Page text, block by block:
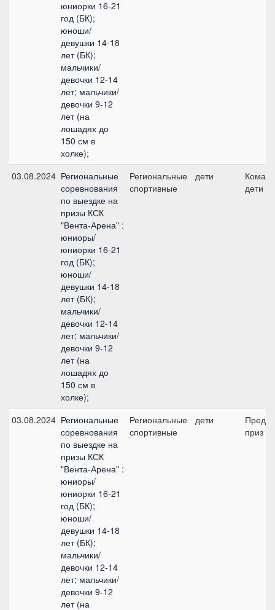
юниорки 16-21
год (БК);
юноши/
девушки 14-18
лет (БК);
мальчики/
девочки 12-14
лет; мальчики/
девочки 9-12
лет (на
лошадях до
150 см в
холке);
03.08.2024 Региональные
соревнования
по выездке на
призы КСК
"Вента-Арена" :
юниоры/
юниорки 16-21
год (БК);
юноши/
девушки 14-18
лет (БК);
мальчики/
девочки 12-14
лет; мальчики/
девочки 9-12
лет (на
лошадях до
150 см в
холке);
Региональные
спортивные
дети
дети
03.08.2024 Региональные
соревнования
по выездке на
призы КСК
"Вента-Арена" :
юниоры/
юниорки 16-21
год (БК);
юноши/
девушки 14-18
лет (БК);
мальчики/
девочки 12-14
лет; мальчики/
девочки 9-12
лет (на
Региональные
спортивные
дети
приз В